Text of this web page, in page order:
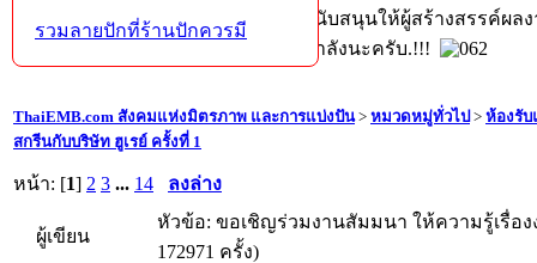
หากท่านถูกในในผลงาน หรืออยากสนับสนุนให้ผู้สร้างสรรค์ผล
โปรดช่วยบริจาคให้ผู้จัดทำบ้างตามกำลังนะครับ.!!!
ThaiEMB.com สังคมแห่งมิตรภาพ และการแบ่งปัน> หมวดหมู่ทั่วไป> ห้องรั
สกรีนกับบริษัท ฮูเรย์ ครั้งที่ 1
หน้า: [1] 2 3 ... 14 ลงล่าง
ผู้เขียน
หัวข้อ: ขอเชิญร่วมงานสัมมนา ให้ความรู้เรื่อ
172971 ครั้ง)
รวมลายปักที่ร้านปักควรมี